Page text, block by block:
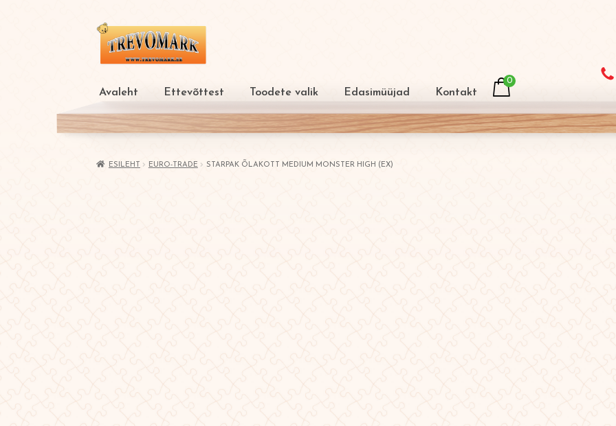
Liigu
navigeerimisele
Liigu
sisu
juurde
Avaleht Ettevõttest Toodete valik Edasimüüjad Kontakt
0
ESILEHT EURO-TRADE STARPAK ÕLAKOTT MEDIUM MONSTER HIGH (EX)